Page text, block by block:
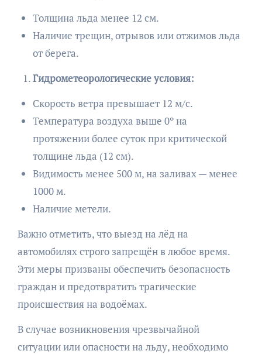
Толщина льда менее 12 см.
Наличие трещин, отрывов или отжимов льда
от берега.
Гидрометеорологические условия:
Скорость ветра превышает 12 м/с.
Температура воздуха выше 0º на
протяжении более суток при критической
толщине льда (12 см).
Видимость менее 500 м, на заливах — менее
1000 м.
Наличие метели.
Важно отметить, что выезд на лёд на
автомобилях строго запрещён в любое время.
Эти меры призваны обеспечить безопасность
граждан и предотвратить трагические
происшествия на водоёмах.
В случае возникновения чрезвычайной
ситуации или опасности на льду, необходимо